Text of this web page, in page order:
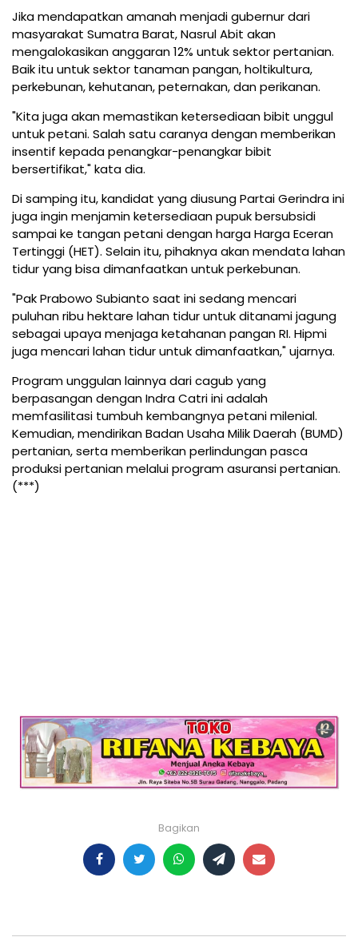
Jika mendapatkan amanah menjadi gubernur dari
masyarakat Sumatra Barat, Nasrul Abit akan
mengalokasikan anggaran 12% untuk sektor pertanian.
Baik itu untuk sektor tanaman pangan, holtikultura,
perkebunan, kehutanan, peternakan, dan perikanan.
"Kita juga akan memastikan ketersediaan bibit unggul
untuk petani. Salah satu caranya dengan memberikan
insentif kepada penangkar-penangkar bibit
bersertifikat," kata dia.
Di samping itu, kandidat yang diusung Partai Gerindra ini
juga ingin menjamin ketersediaan pupuk bersubsidi
sampai ke tangan petani dengan harga Harga Eceran
Tertinggi (HET). Selain itu, pihaknya akan mendata lahan
tidur yang bisa dimanfaatkan untuk perkebunan.
"Pak Prabowo Subianto saat ini sedang mencari
puluhan ribu hektare lahan tidur untuk ditanami jagung
sebagai upaya menjaga ketahanan pangan RI. Hipmi
juga mencari lahan tidur untuk dimanfaatkan," ujarnya.
Program unggulan lainnya dari cagub yang
berpasangan dengan Indra Catri ini adalah
memfasilitasi tumbuh kembangnya petani milenial.
Kemudian, mendirikan Badan Usaha Milik Daerah (BUMD)
pertanian, serta memberikan perlindungan pasca
produksi pertanian melalui program asuransi pertanian.
(***)
Bagikan